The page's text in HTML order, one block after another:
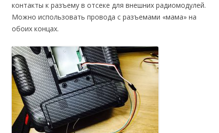
контакты к разъему в отсеке для внешних радиомодулей.
Можно использовать провода с разъемами «мама» на
обоих концах.